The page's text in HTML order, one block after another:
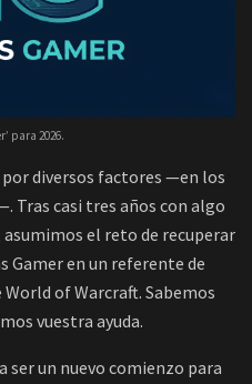
para 2026.
diversos factores —en los
Tras casi tres años con algo
el reto de recuperar
en un referente de
of Warcraft. Sabemos
vuestra ayuda.
ser un nuevo comienzo para